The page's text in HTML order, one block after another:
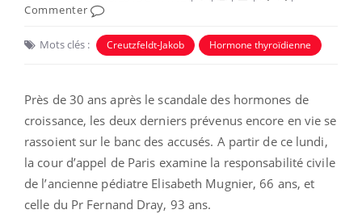
Commenter
Mots clés : Creutzfeldt-Jakob Hormone thyroïdienne
Près de 30 ans après le scandale des hormones de
croissance, les deux derniers prévenus encore en vie se
rassoient sur le banc des accusés. A partir de ce lundi,
la cour d’appel de Paris examine la responsabilité civile
de l’ancienne pédiatre Elisabeth Mugnier, 66 ans, et
celle du Pr Fernand Dray, 93 ans.